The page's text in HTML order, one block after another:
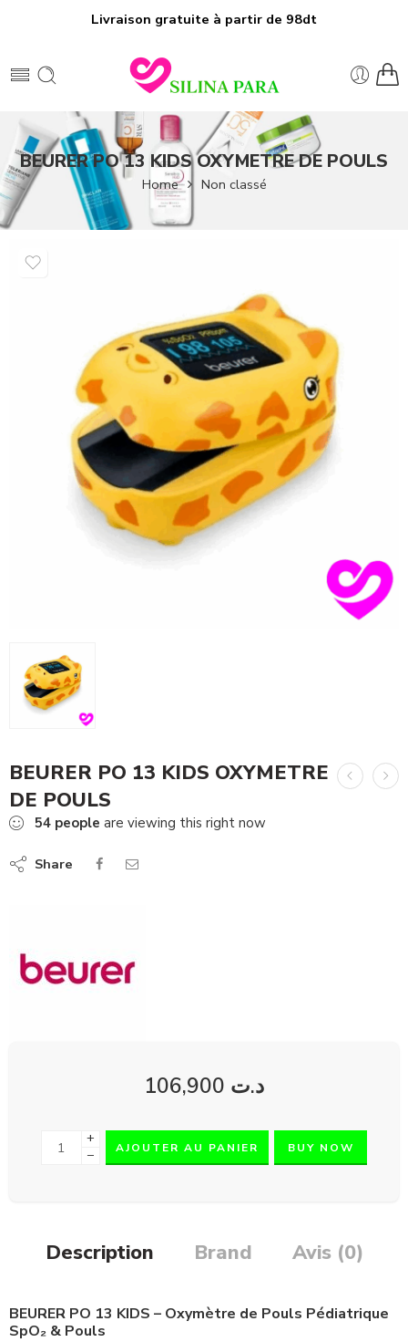
Livraison gratuite à partir de 98dt
BEURER PO 13 KIDS OXYMETRE DE POULS
Home Non classé
BEURER PO 13 KIDS OXYMETRE
DE POULS
54 people are viewing this right now
Share
د.ت
+
−
AJOUTER AU PANIER BUY NOW
Description Brand Avis (0)
BEURER PO 13 KIDS – Oxymètre de Pouls Pédiatrique
SpO₂ & Pouls